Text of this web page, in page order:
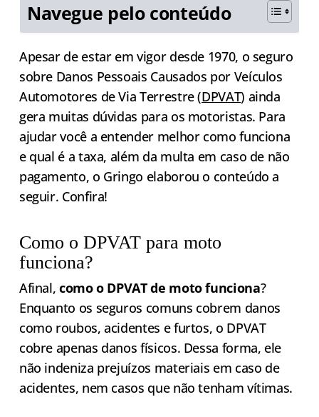
Navegue pelo conteúdo
Apesar de estar em vigor desde 1970, o seguro
sobre Danos Pessoais Causados por Veículos
Automotores de Via Terrestre (DPVAT) ainda
gera muitas dúvidas para os motoristas. Para
ajudar você a entender melhor como funciona
e qual é a taxa, além da multa em caso de não
pagamento, o Gringo elaborou o conteúdo a
seguir. Confira!
Como o DPVAT para moto
funciona?
Afinal, como o DPVAT de moto funciona?
Enquanto os seguros comuns cobrem danos
como roubos, acidentes e furtos, o DPVAT
cobre apenas danos físicos. Dessa forma, ele
não indeniza prejuízos materiais em caso de
acidentes, nem casos que não tenham vítimas.